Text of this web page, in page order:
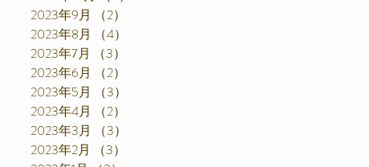
2023年9月
（2）
2023年8月
（4）
2023年7月
（3）
2023年6月
（2）
2023年5月
（3）
2023年4月
（2）
2023年3月
（3）
2023年2月
（3）